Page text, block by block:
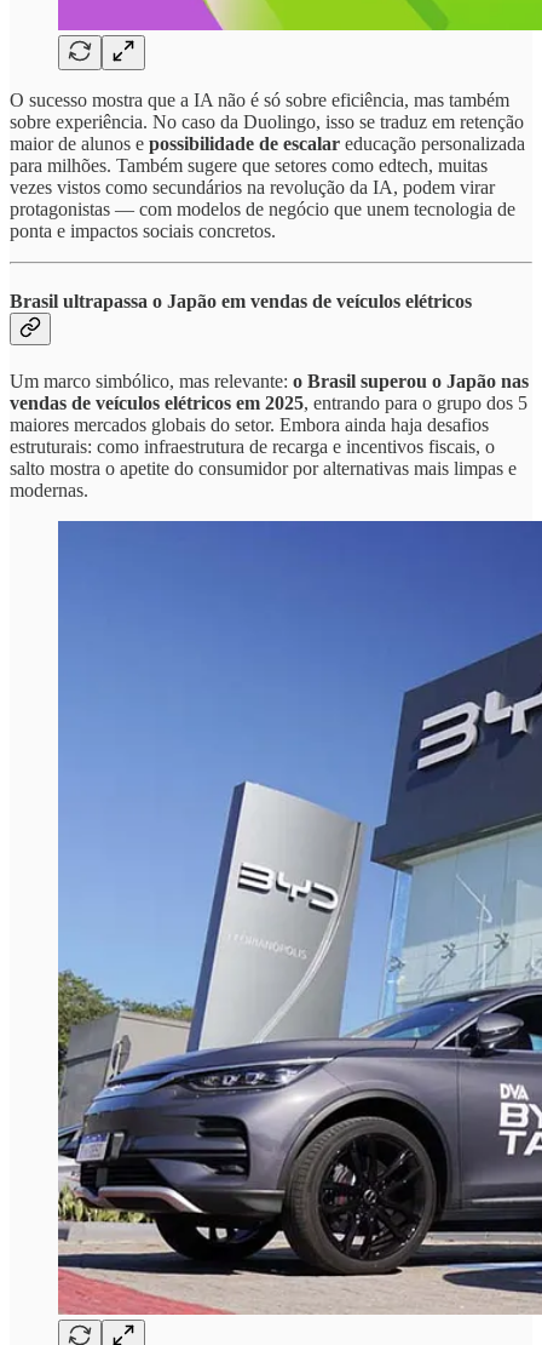
O sucesso mostra que a IA não é só sobre eficiência, mas também
sobre experiência. No caso da Duolingo, isso se traduz em retenção
maior de alunos e possibilidade de escalar educação personalizada
para milhões. Também sugere que setores como edtech, muitas
vezes vistos como secundários na revolução da IA, podem virar
protagonistas — com modelos de negócio que unem tecnologia de
ponta e impactos sociais concretos.
Brasil ultrapassa o Japão em vendas de veículos elétricos
Um marco simbólico, mas relevante: o Brasil superou o Japão nas
vendas de veículos elétricos em 2025, entrando para o grupo dos 5
maiores mercados globais do setor. Embora ainda haja desafios
estruturais: como infraestrutura de recarga e incentivos fiscais, o
salto mostra o apetite do consumidor por alternativas mais limpas e
modernas.